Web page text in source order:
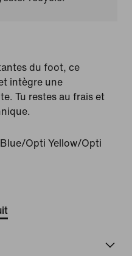
du foot, ce
intègre une
Tu restes au frais et
Opti Yellow/Opti